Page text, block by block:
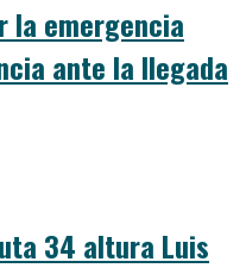
la emergencia
ante la llegada
34 altura Luis